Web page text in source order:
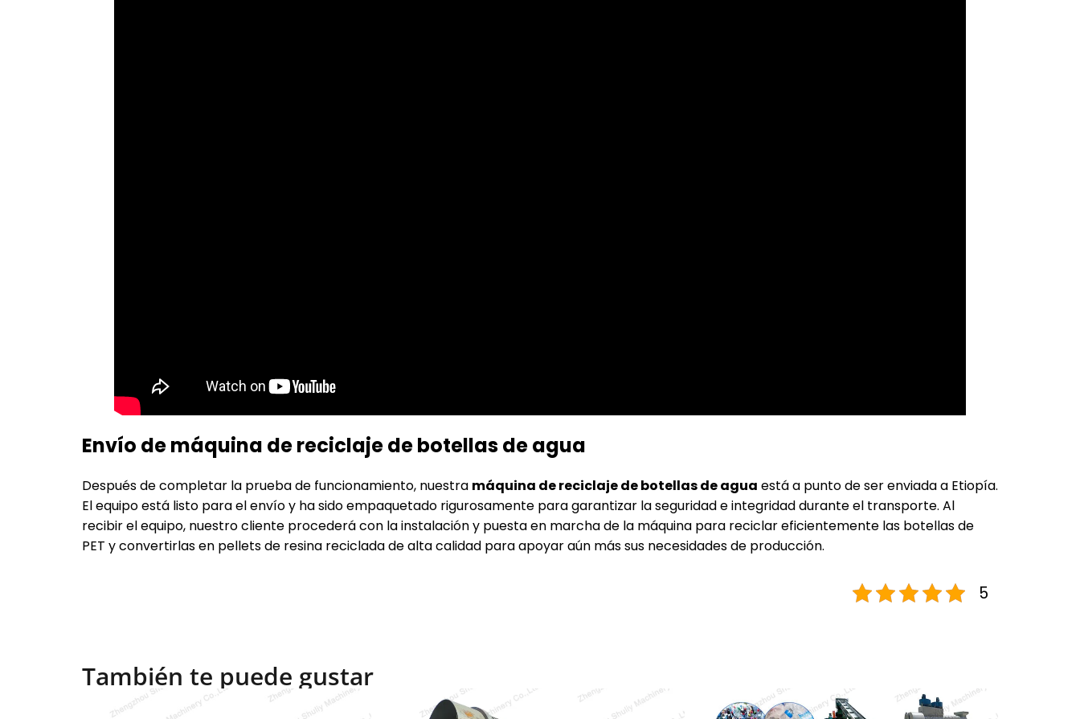
Envío de máquina de reciclaje de botellas de agua
Después de completar la prueba de funcionamiento, nuestra máquina de reciclaje de botellas de agua está a punto de ser enviada a Etiopía.
El equipo está listo para el envío y ha sido empaquetado rigurosamente para garantizar la seguridad e integridad durante el transporte. Al
recibir el equipo, nuestro cliente procederá con la instalación y puesta en marcha de la máquina para reciclar eficientemente las botellas de
PET y convertirlas en pellets de resina reciclada de alta calidad para apoyar aún más sus necesidades de producción.
5
También te puede gustar